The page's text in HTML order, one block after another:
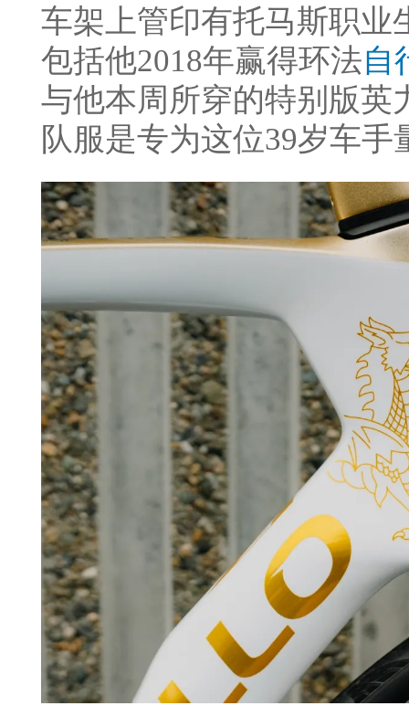
车架上管印有托马斯职业
包括他2018年赢得环法自
与他本周所穿的特别版英
队服是专为这位39岁车